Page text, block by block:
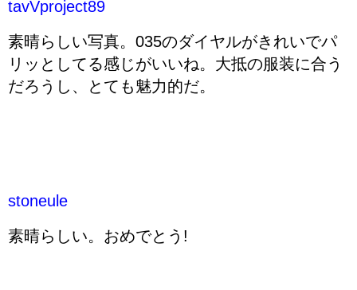
tavVproject89
素晴らしい写真。035のダイヤルがきれいでパ
リッとしてる感じがいいね。大抵の服装に合う
だろうし、とても魅力的だ。
stoneule
素晴らしい。おめでとう!